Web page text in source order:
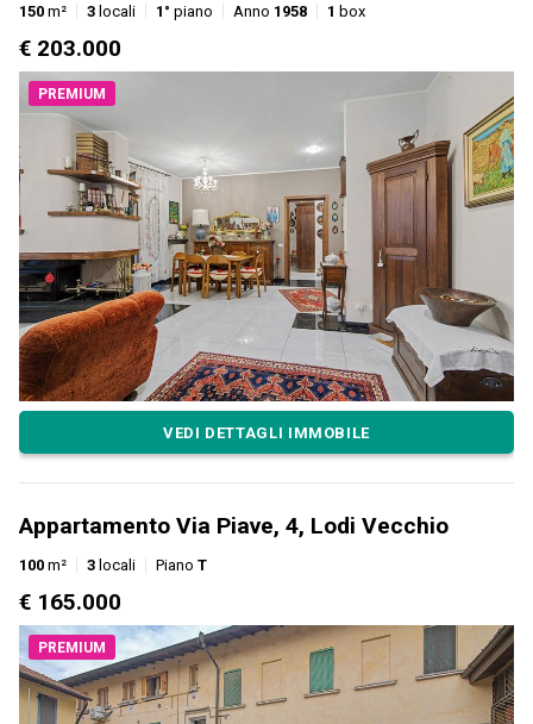
150 m² 3 locali 1° piano Anno 1958 1 box
€ 203.000
PREMIUM
VEDI DETTAGLI IMMOBILE
Appartamento Via Piave, 4, Lodi Vecchio
100 m² 3 locali Piano T
€ 165.000
PREMIUM